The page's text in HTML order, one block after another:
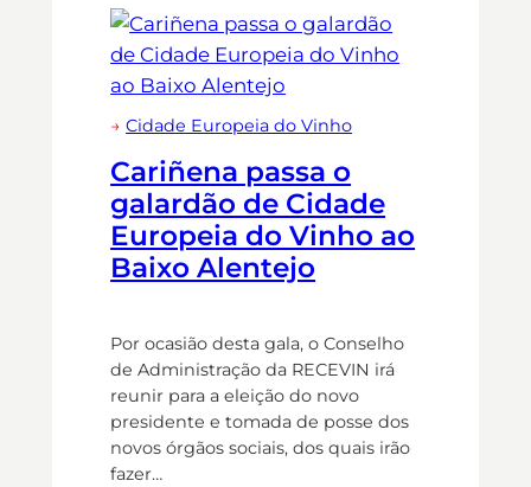
→Cidade Europeia do Vinho
Cariñena passa o
galardão de Cidade
Europeia do Vinho ao
Baixo Alentejo
Por ocasião desta gala, o Conselho
de Administração da RECEVIN irá
reunir para a eleição do novo
presidente e tomada de posse dos
novos órgãos sociais, dos quais irão
fazer…